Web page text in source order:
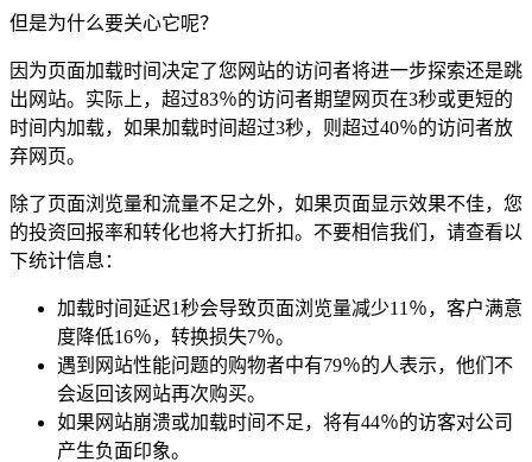
但是为什么要关心它呢？
因为页面加载时间决定了您网站的访问者将进一步探索还是跳
出网站。实际上，超过83％的访问者期望网页在3秒或更短的
时间内加载，如果加载时间超过3秒，则超过40％的访问者放
弃网页。
除了页面浏览量和流量不足之外，如果页面显示效果不佳，您
的投资回报率和转化也将大打折扣。不要相信我们，请查看以
下统计信息：
加载时间延迟1秒会导致页面浏览量减少11％，客户满意
度降低16％，转换损失7％。
遇到网站性能问题的购物者中有79％的人表示，他们不
会返回该网站再次购买。
如果网站崩溃或加载时间不足，将有44％的访客对公司
产生负面印象。